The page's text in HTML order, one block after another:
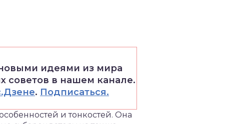
идеями из мира
советов в нашем канале.
. Подписаться.
и тонкостей. Она